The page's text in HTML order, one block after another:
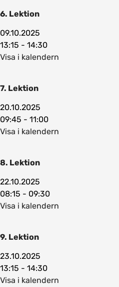
6. Lektion
09.10.2025
13:15 - 14:30
Visa i kalendern
7. Lektion
20.10.2025
09:45 - 11:00
Visa i kalendern
8. Lektion
22.10.2025
08:15 - 09:30
Visa i kalendern
9. Lektion
23.10.2025
13:15 - 14:30
Visa i kalendern